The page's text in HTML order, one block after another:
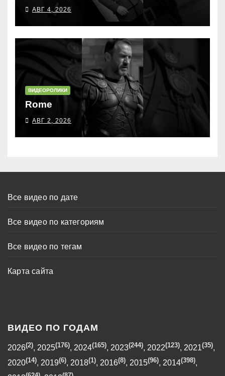
АВГ 4, 2026
ВИДЕОРОЛИКИ
Rome
АВГ 2, 2026
Все видео по дате
Все видео по категориям
Все видео по тегам
Карта сайта
ВИДЕО ПО ГОДАМ
2026(2), 2025(176), 2024(165), 2023(244), 2022(123), 2021(35),
2020(14), 2019(6), 2018(1), 2016(8), 2015(96), 2014(398),